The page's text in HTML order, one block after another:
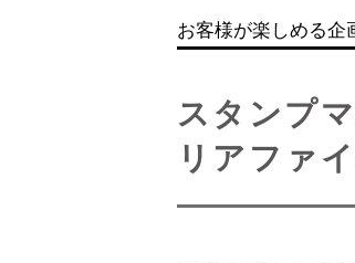
お客様が楽しめる企
スタンプ
リアファ